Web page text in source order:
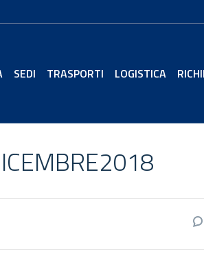
SEDI TRASPORTI LOGISTICA